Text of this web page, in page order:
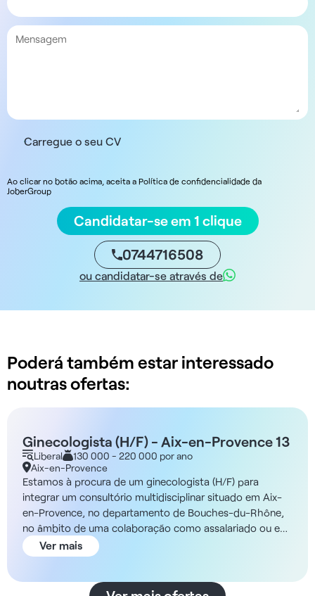
Carregue o seu CV
Ao clicar no botão acima, aceita a Política de confidencialidade da
JoberGroup
Candidatar-se em 1 clique
0744716508
ou candidatar-se através de
Poderá também estar interessado
noutras ofertas:
Ginecologista (H/F) - Aix-en-Provence 13
Liberal
130 000 - 220 000 por ano
Aix-en-Provence
Estamos à procura de um ginecologista (H/F) para
integrar um consultório multidisciplinar situado em Aix-
en-Provence, no departamento de Bouches-du-Rhône,
no âmbito de uma colaboração como assalariado ou em
regime liberal. Condições - Contrato de trabalho a
tempo inteiro ou colaboração em regime de livre prática
um consultório multidisciplinar que oferece um
Ver mais